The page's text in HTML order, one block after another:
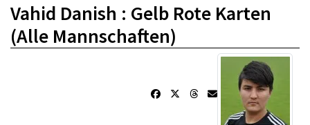
Vahid Danish : Gelb Rote Karten
(Alle Mannschaften)